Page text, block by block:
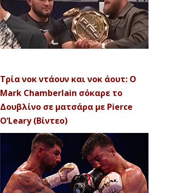
Τρία νοκ ντάουν και νοκ άουτ: Ο
Mark Chamberlain σόκαρε το
Δουβλίνο σε ματσάρα με Pierce
O’Leary (Βίντεο)